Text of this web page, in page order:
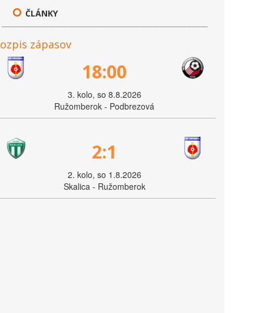
ČLÁNKY
zápasov
18:00
3. kolo, so 8.8.2026
Ružomberok - Podbrezová
2:1
2. kolo, so 1.8.2026
Skalica - Ružomberok